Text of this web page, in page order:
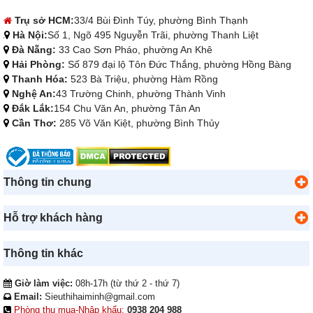
Trụ sở HCM:33/4 Bùi Đình Túy, phường Bình Thạnh
Hà Nội:Số 1, Ngõ 495 Nguyễn Trãi, phường Thanh Liệt
Đà Nẵng: 33 Cao Sơn Pháo, phường An Khê
Hải Phòng: Số 879 đại lộ Tôn Đức Thắng, phường Hồng Bàng
Thanh Hóa: 523 Bà Triệu, phường Hàm Rồng
Nghệ An:43 Trường Chinh, phường Thành Vinh
Đắk Lắk:154 Chu Văn An, phường Tân An
Cần Thơ: 285 Võ Văn Kiệt, phường Bình Thủy
Thông tin chung
Hỗ trợ khách hàng
Thông tin khác
Giờ làm việc: 08h-17h (từ thứ 2 - thứ 7)
Email: Sieuthihaiminh@gmail.com
Phòng thu mua-Nhập khẩu: 0938 204 988